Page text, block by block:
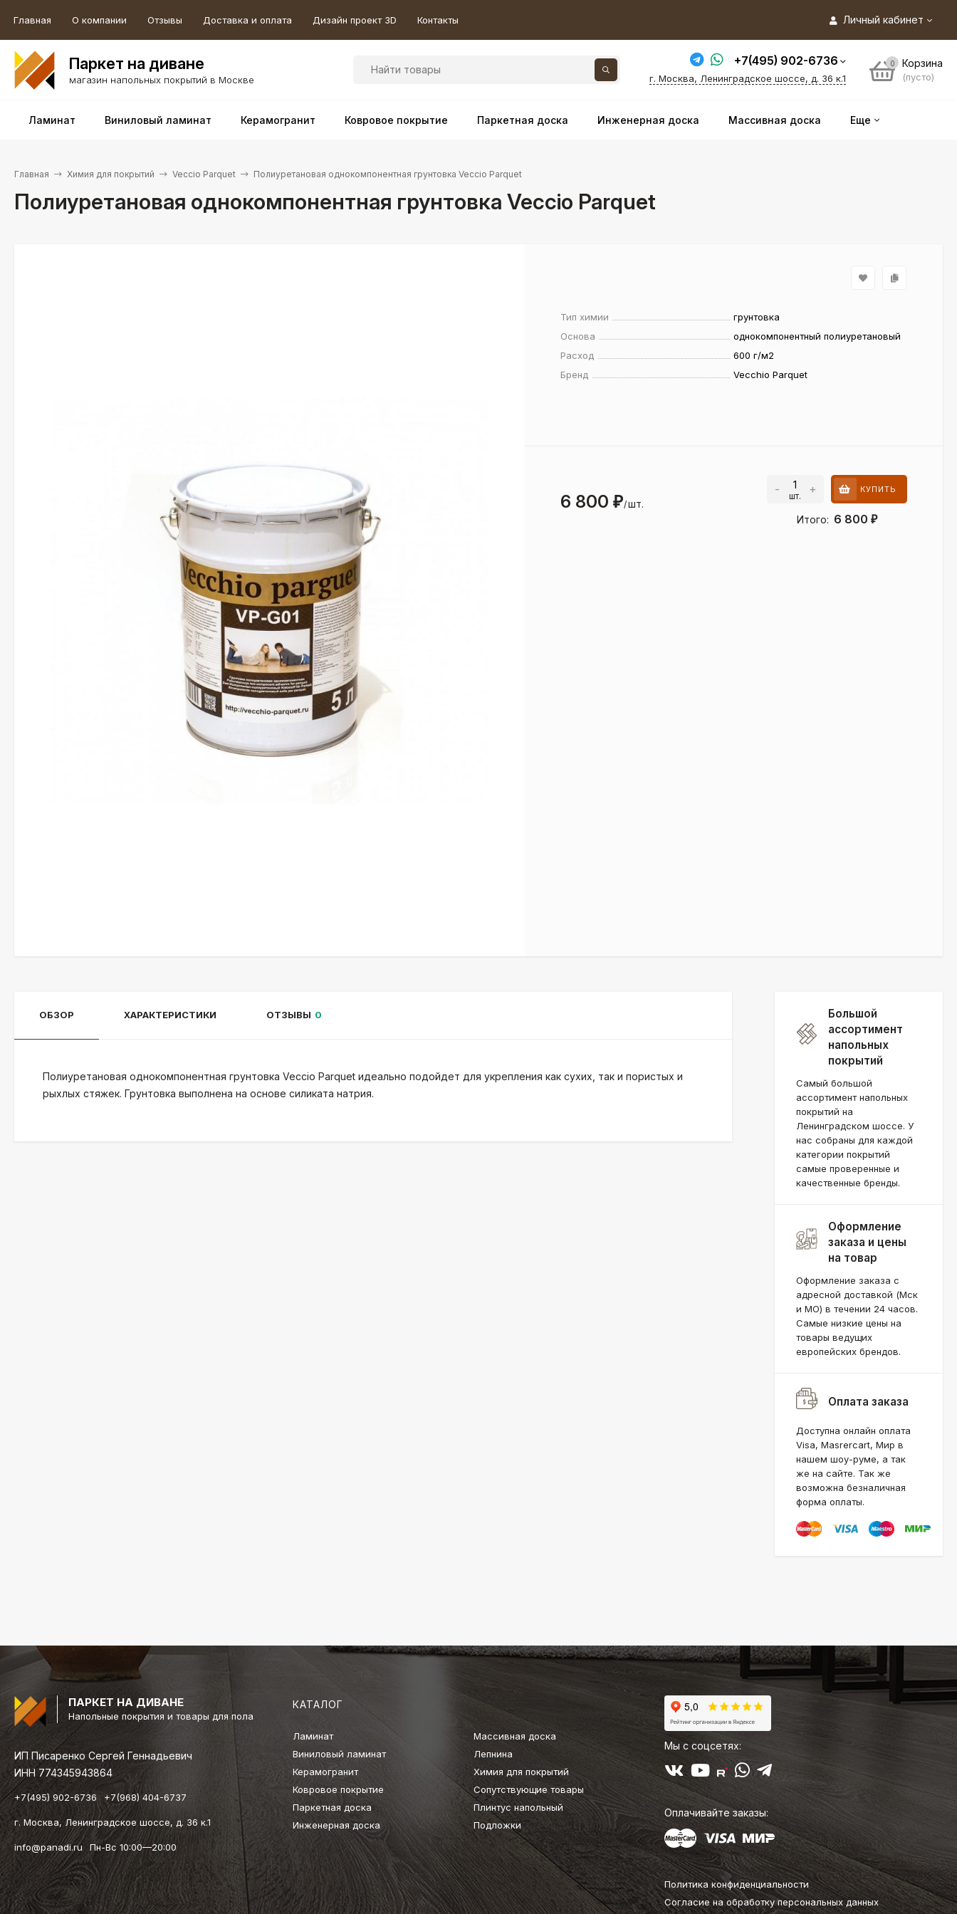
Личный кабинет
Главная О компании Отзывы Доставка и оплата Дизайн проект 3D Контакты
Паркет на диване
магазин напольных покрытий в Москве
+7(495) 902-6736
г. Москва, Ленинградское шоссе, д. 36 к.1
0 Корзина
(пусто)
Ламинат Виниловый ламинат Керамогранит Ковровое покрытие Паркетная доска Инженерная доска Массивная доска Еще
Главная Химия для покрытий Veccio Parquet Полиуретановая однокомпонентная грунтовка Veccio Parquet
Полиуретановая однокомпонентная грунтовка Veccio Parquet
Тип химии
грунтовка
Основа
однокомпонентный полиуретановый
Расход
600 г/м2
Бренд
Vecchio Parquet
6 800 ₽/шт.
- шт. + КУПИТЬ
Итого: 6 800 ₽
ОБЗОР ХАРАКТЕРИСТИКИ ОТЗЫВЫ 0
Полиуретановая однокомпонентная грунтовка Veccio Parquet идеально подойдет для укрепления как сухих, так и пористых и
рыхлых стяжек. Грунтовка выполнена на основе силиката натрия.
Большой
ассортимент
напольных
покрытий
Самый большой
ассортимент напольных
покрытий на
Ленинградском шоссе. У
нас собраны для каждой
категории покрытий
самые проверенные и
качественные бренды.
Оформление
заказа и цены
на товар
Оформление заказа с
адресной доставкой (Мск
и МО) в течении 24 часов.
Самые низкие цены на
товары ведущих
европейских брендов.
Оплата заказа
Доступна онлайн оплата
Visa, Masrercart, Мир в
нашем шоу-руме, а так
же на сайте. Так же
возможна безналичная
форма оплаты.
ПАРКЕТ НА ДИВАНЕ
Напольные покрытия и товары для пола
ИП Писаренко Сергей Геннадьевич
ИНН 774345943864
+7(495) 902-6736 +7(968) 404-6737
г. Москва, Ленинградское шоссе, д. 36 к.1
info@panadi.ru Пн-Вс 10:00—20:00
КАТАЛОГ
Ламинат
Виниловый ламинат
Керамогранит
Ковровое покрытие
Паркетная доска
Инженерная доска
Массивная доска
Лепнина
Химия для покрытий
Сопутствующие товары
Плинтус напольный
Подложки
Мы с соцсетях:
Оплачивайте заказы:
Политика конфиденциальности
Согласие на обработку персональных данных